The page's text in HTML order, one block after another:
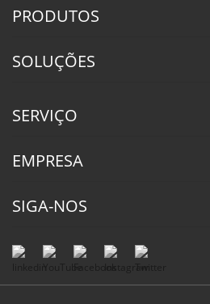
PRODUTOS
SOLUÇÕES
SERVIÇO
EMPRESA
SIGA-NOS